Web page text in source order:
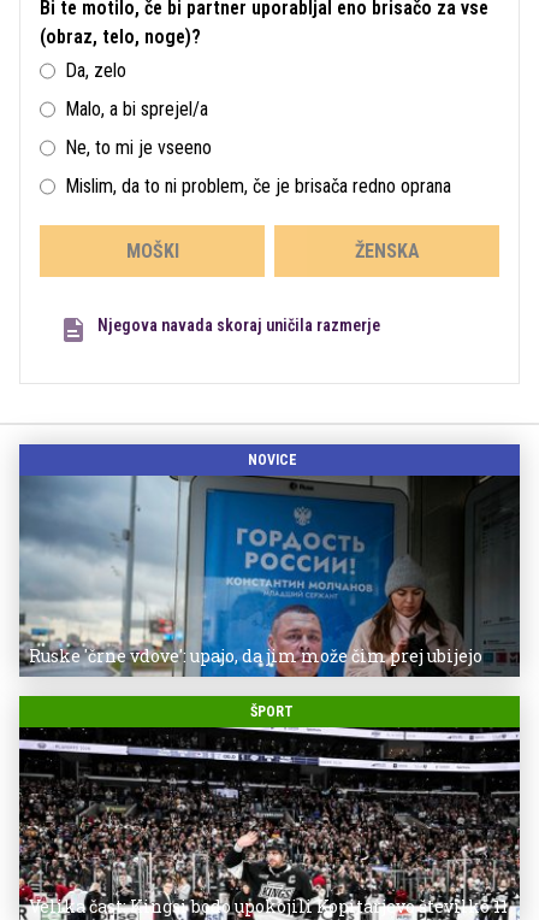
Bi te motilo, če bi partner uporabljal eno brisačo za vse
(obraz, telo, noge)?
Da, zelo
Malo, a bi sprejel/a
Ne, to mi je vseeno
Mislim, da to ni problem, če je brisača redno oprana
MOŠKI ŽENSKA
Njegova navada skoraj uničila razmerje
NOVICE
Ruske 'črne vdove': upajo, da jim može čim prej ubijejo
ŠPORT
Velika čast: Kingsi bodo upokojili Kopitarjevo številko 11